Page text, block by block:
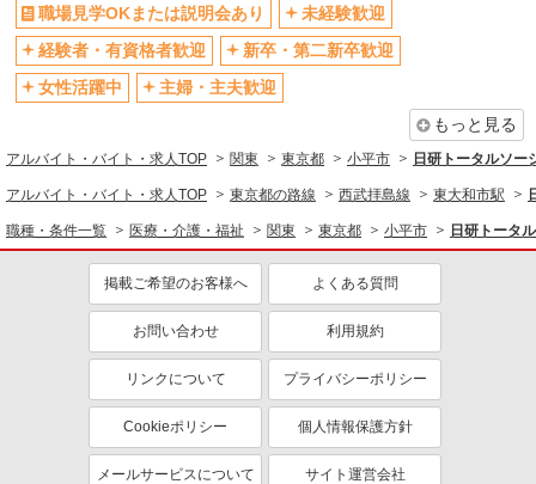
社割・特典あり
研修制度あり
資格取得支援制度あり
同じ職種から求人を探す
同じ特徴から求人を探す
未経験歓迎
ミドル（40代～）活躍中
週2～3日勤務OK
社会保険あり
職場見学OKまたは説明会あり
未経験歓迎
経験者・有資格者歓迎
新卒・第二新卒歓迎
女性活躍中
主婦・主夫歓迎
もっと見る
アルバイト・バイト・求人TOP 関東 東京都 小平市 日研トータルソ
アルバイト・バイト・求人TOP 東京都の路線 西武拝島線 東大和市駅
職種・条件一覧 医療・介護・福祉 関東 東京都 小平市 日研トータ
掲載ご希望のお客様へ よくある質問
お問い合わせ 利用規約
リンクについて プライバシーポリシー
Cookieポリシー 個人情報保護方針
メールサービスについて サイト運営会社